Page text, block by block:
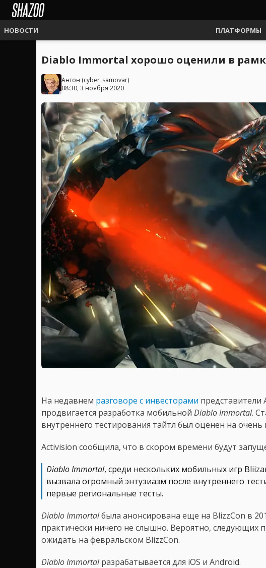
НОВОСТИ ПЛАТФОРМЫ
Diablo Immortal хорошо оценили в
Антон (cyber_samovar)
08:30, 3 ноября 2020
На недавнем разговоре с инвесторами представители
продвигается разработка мобильной Diablo Immortal.
внутреннего тестирования тайтл был оценен на
Activision сообщила, что в скором времени будут
Diablo Immortal, среди нескольких мобильных игр
вызвала огромный энтузиазм после внутреннего
первые региональные тесты.
Diablo Immortalбыла анонсирована еще на BlizzCon в
практически ничего не слышно. Вероятно, следующих
ожидать на февральском BlizzCon.
Diablo Immortalразрабатывается для iOS и Android.